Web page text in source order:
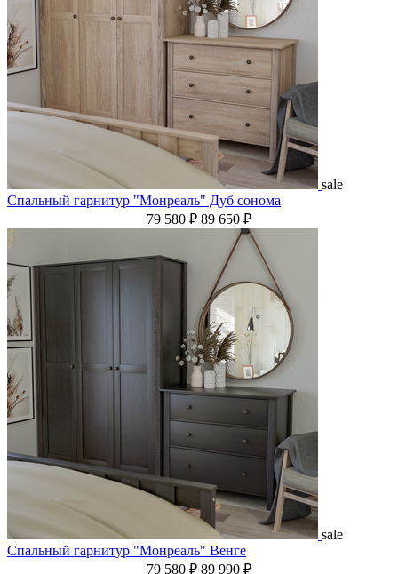
sale
Спальный гарнитур "Монреаль" Дуб сонома
79 580 ₽ 89 650 ₽
sale
Спальный гарнитур "Монреаль" Венге
79 580 ₽ 89 990 ₽